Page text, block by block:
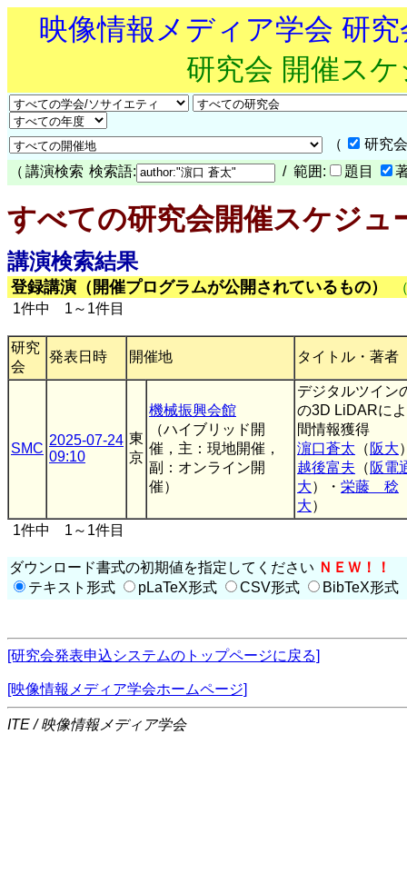
映像情報メディア学会 研
研究会 開催ス
（
研究
（ 講演検索 検索語: / 範囲: 題目
すべての研究会開催スケジュ
講演検索結果
登録講演（開催プログラムが公開されているもの）
1件中 1～1件目
研究
会
発表日時 開催地 タイトル・著者
SMC
2025-07-24
09:10
東
京
機械振興会館
（ハイブリッド開
催，主：現地開催，
副：オンライン開
催）
デジタルツイン
の3D LiDARに
間情報獲得
濵口蒼太 （ 阪大
越後富夫 （ 阪電
大）・ 栄藤 稔
大）
1件中 1～1件目
ダウンロード書式の初期値を指定してください ＮＥＷ！！
テキスト形式
pLaTeX形式 CSV形式 BibTeX形式
[研究会発表申込システムのトップページに戻る]
[映像情報メディア学会ホームページ]
ITE / 映像情報メディア学会